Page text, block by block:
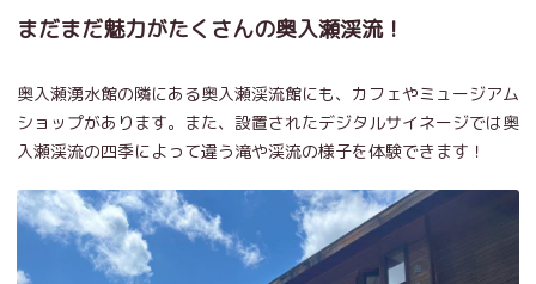
まだまだ魅力がたくさんの奥入瀬渓流！
奥入瀬湧水館の隣にある奥入瀬渓流館にも、カフェやミュージアム
ショップがあります。また、設置されたデジタルサイネージでは奥
入瀬渓流の四季によって違う滝や渓流の様子を体験できます！